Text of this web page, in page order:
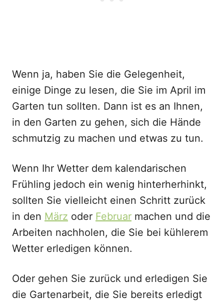
Wenn ja, haben Sie die Gelegenheit,
einige Dinge zu lesen, die Sie im April im
Garten tun sollten. Dann ist es an Ihnen,
in den Garten zu gehen, sich die Hände
schmutzig zu machen und etwas zu tun.
Wenn Ihr Wetter dem kalendarischen
Frühling jedoch ein wenig hinterherhinkt,
sollten Sie vielleicht einen Schritt zurück
in den März oder Februar machen und die
Arbeiten nachholen, die Sie bei kühlerem
Wetter erledigen können.
Oder gehen Sie zurück und erledigen Sie
die Gartenarbeit, die Sie bereits erledigt